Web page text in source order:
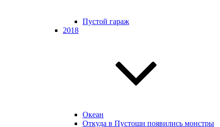
Пустой гараж
2018
Океан
Откуда в Пустоши появились монстры